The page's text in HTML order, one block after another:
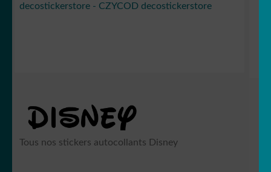
decostickerstore - CZYCOD decostickerstore
Tous nos stickers autocollants Disney